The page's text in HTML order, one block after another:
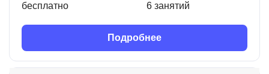
бесплатно 6 занятий
Подробнее